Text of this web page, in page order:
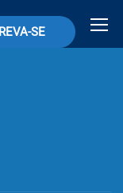
SE